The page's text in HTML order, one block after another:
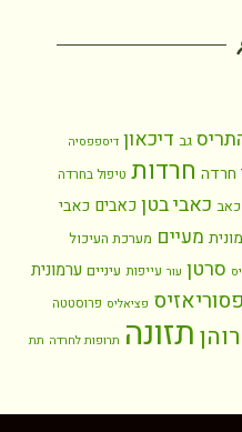
גב דיכאון דיספפסיה
חרדה חרדות טיפול בחרדה
כאב כאבי בטן כאבים כאבי
מעיים מערכת העיכול
סרטן עור עייפות עיניים ערמונית
פסוריאזיס פציאליס פרוסטטה
תזונה תרופות לחרדה תת